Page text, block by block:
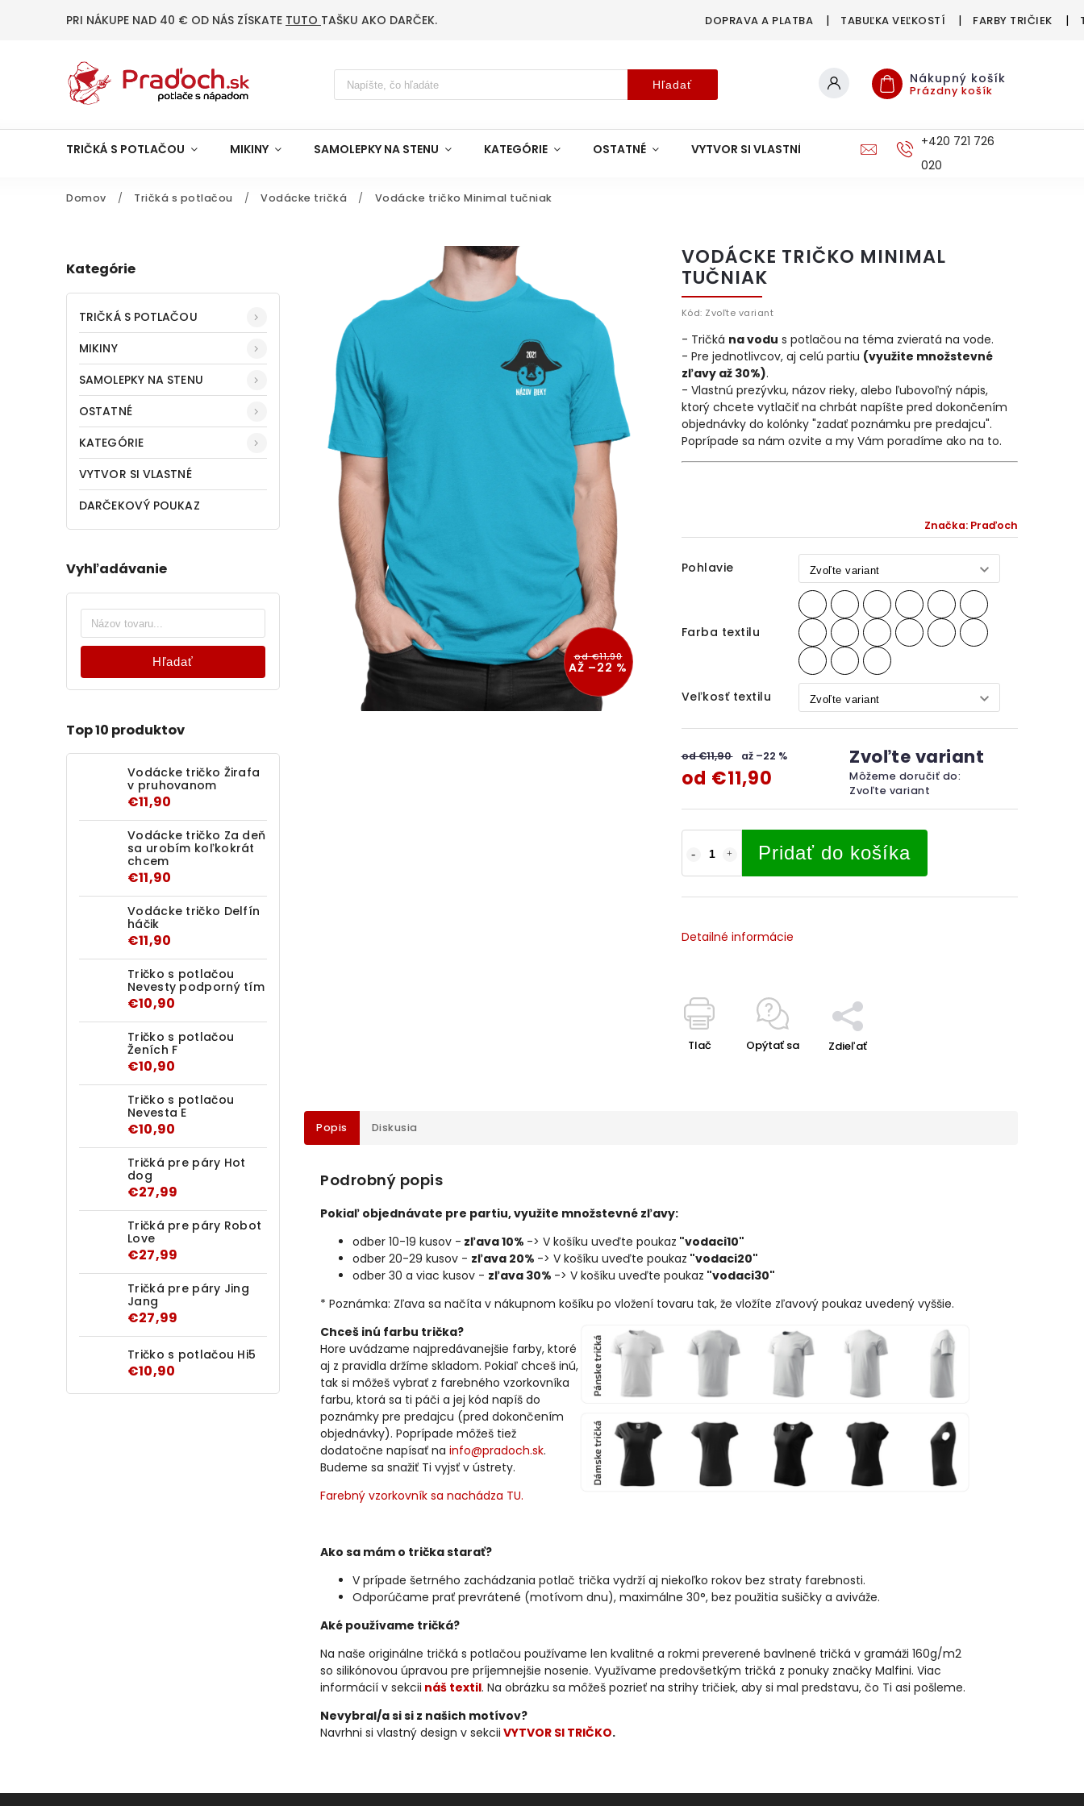
PRI NÁKUPE NAD 40 € OD NÁS ZÍSKATE TUTO TAŠKU AKO DARČEK. DOPRAVA A PLATBA TABUĽKA VEĽKOSTÍ FARBY TRIČIEK
Hľadať Nákupný košík
Prázdny košík
TRIČKÁ S POTLAČOU MIKINY SAMOLEPKY NA STENU KATEGÓRIE OSTATNÉ VYTVOR SI VLASTNÉ DOPRAVA A PLATBA+420 721 726
020
Domov / Tričká s potlačou / Vodácke tričká / Vodácke tričko Minimal tučniak
Kategórie
TRIČKÁ S POTLAČOU
MIKINY
SAMOLEPKY NA STENU
OSTATNÉ
KATEGÓRIE
VYTVOR SI VLASTNÉ
DARČEKOVÝ POUKAZ
Vyhľadávanie
Hľadať
Top 10 produktov
Vodácke tričko Žirafa
v pruhovanom
€11,90
Vodácke tričko Za deň
sa urobím koľkokrát
chcem
€11,90
Vodácke tričko Delfín
háčik
€11,90
Tričko s potlačou
Nevesty podporný tím
€10,90
Tričko s potlačou
Ženích F
€10,90
Tričko s potlačou
Nevesta E
€10,90
Tričká pre páry Hot
dog
€27,99
Tričká pre páry Robot
Love
€27,99
Tričká pre páry Jing
Jang
€27,99
Tričko s potlačou Hi5
€10,90
od €11,90
AŽ –22 %
VODÁCKE TRIČKO MINIMAL
TUČNIAK
Kód: Zvoľte variant
Značka: Praďoch
Pohlavie
Farba textilu
Veľkosť textilu
od €11,90 až –22 %
od €11,90
Zvoľte variant
Môžeme doručiť do:
Zvoľte variant
Pridať do košíka
- Tričká na vodu s potlačou na téma zvieratá na vode.
- Pre jednotlivcov, aj celú partiu (využite množstevné
zľavy až 30%).
- Vlastnú prezývku, názov rieky, alebo ľubovoľný nápis,
ktorý chcete vytlačiť na chrbát napíšte pred dokončením
objednávky do kolónky "zadať poznámku pre predajcu".
Poprípade sa nám ozvite a my Vám poradíme ako na to.
Detailné informácie
Tlač Opýtať sa Zdieľať
Popis Diskusia
Podrobný popis
Pokiaľ objednávate pre partiu, využite množstevné zľavy:
odber 10-19 kusov - zľava 10% -> V košíku uveďte poukaz "vodaci10"
odber 20-29 kusov - zľava 20% -> V košíku uveďte poukaz "vodaci20"
odber 30 a viac kusov - zľava 30% -> V košíku uveďte poukaz "vodaci30"
* Poznámka: Zľava sa načíta v nákupnom košíku po vložení tovaru tak, že vložíte zľavový poukaz uvedený vyššie.
Chceš inú farbu trička?
Hore uvádzame najpredávanejšie farby, ktoré
aj z pravidla držíme skladom. Pokiaľ chceš inú,
tak si môžeš vybrať z farebného vzorkovníka
farbu, ktorá sa ti páči a jej kód napíš do
poznámky pre predajcu (pred dokončením
objednávky). Poprípade môžeš tiež
dodatočne napísať na info@pradoch.sk.
Budeme sa snažiť Ti vyjsť v ústrety.
Farebný vzorkovník sa nachádza TU.
Ako sa mám o trička starať?
V prípade šetrného zachádzania potlač trička vydrží aj niekoľko rokov bez straty farebnosti.
Odporúčame prať prevrátené (motívom dnu), maximálne 30°, bez použitia sušičky a aviváže.
Aké používame tričká?
Na naše originálne tričká s potlačou používame len kvalitné a rokmi preverené bavlnené tričká v gramáži 160g/m2
so silikónovou úpravou pre príjemnejšie nosenie. Využívame predovšetkým tričká z ponuky značky Malfini. Viac
informácií v sekcii náš textil. Na obrázku sa môžeš pozrieť na strihy tričiek, aby si mal predstavu, čo Ti asi pošleme.
Nevybral/a si si z našich motívov?
Navrhni si vlastný design v sekcii VYTVOR SI TRIČKO.